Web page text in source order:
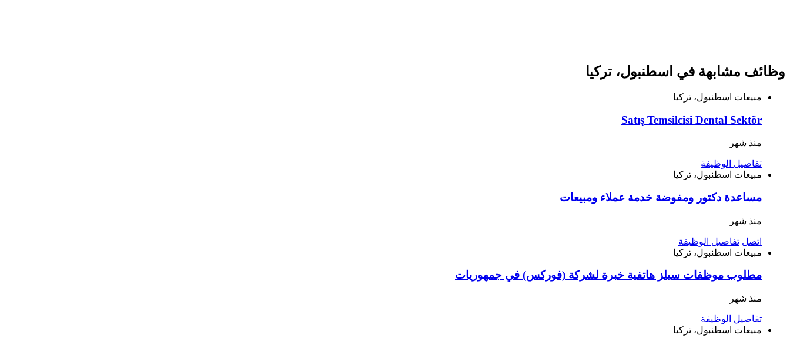
وظائف مشابهة في اسطنبول، تركيا
مبيعات اسطنبول، تركيا
Satış Temsilcisi Dental Sektör
منذ شهر
تفاصيل الوظيفة
مبيعات اسطنبول، تركيا
مساعدة دكتور ومفوضة خدمة عملاء ومبيعات
منذ شهر
اتصل تفاصيل الوظيفة
مبيعات اسطنبول، تركيا
منذ شهر
تفاصيل الوظيفة
مبيعات اسطنبول، تركيا